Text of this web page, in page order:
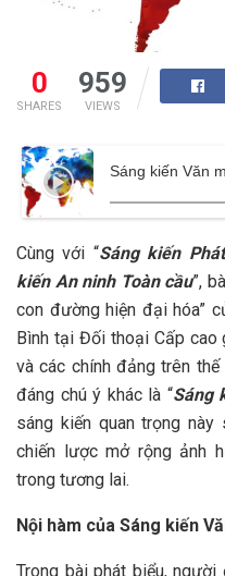
0
SHARES
959
VIEWS
Cùng với “Sáng kiến
kiến An ninh Toàn cầu”,
con đường hiện đại hóa”
Bình tại Đối thoại Cấp cao
và các chính đảng trên
đáng chú ý khác là “Sáng
sáng kiến quan trọng
chiến lược mở rộng ảnh
trong tương lai.
Nội hàm của Sáng kiến
Trong bài phát biểu,